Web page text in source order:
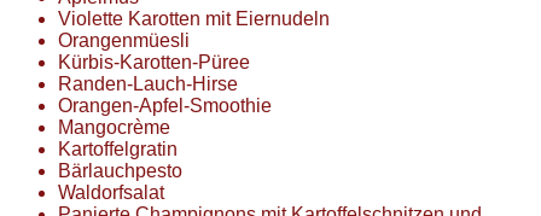
Violette Karotten mit Eiernudeln
Orangenmüesli
Kürbis-Karotten-Püree
Randen-Lauch-Hirse
Orangen-Apfel-Smoothie
Mangocrème
Kartoffelgratin
Bärlauchpesto
Waldorfsalat